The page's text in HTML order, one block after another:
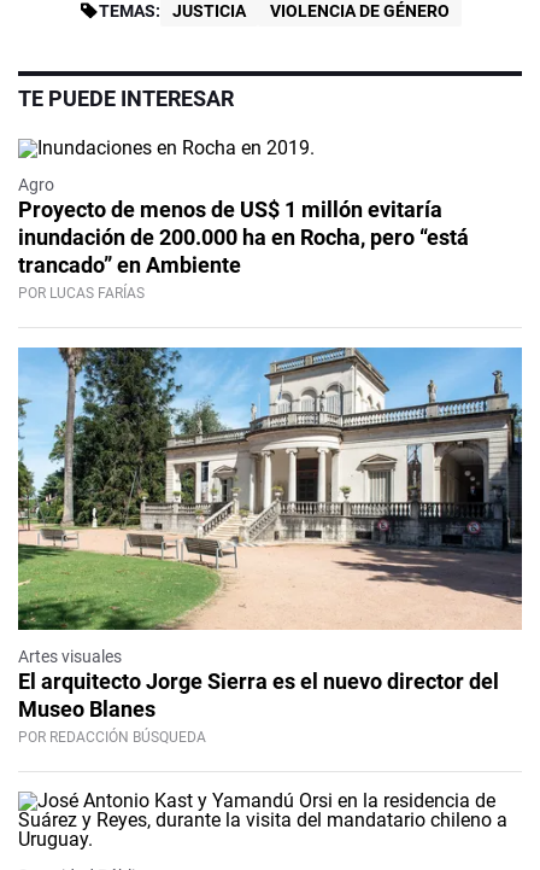
TEMAS: JUSTICIA VIOLENCIA DE GÉNERO
TE PUEDE INTERESAR
Agro
Proyecto de menos de US$ 1 millón evitaría
inundación de 200.000 ha en Rocha, pero “está
trancado” en Ambiente
POR LUCAS FARÍAS
Artes visuales
El arquitecto Jorge Sierra es el nuevo director del
Museo Blanes
POR REDACCIÓN BÚSQUEDA